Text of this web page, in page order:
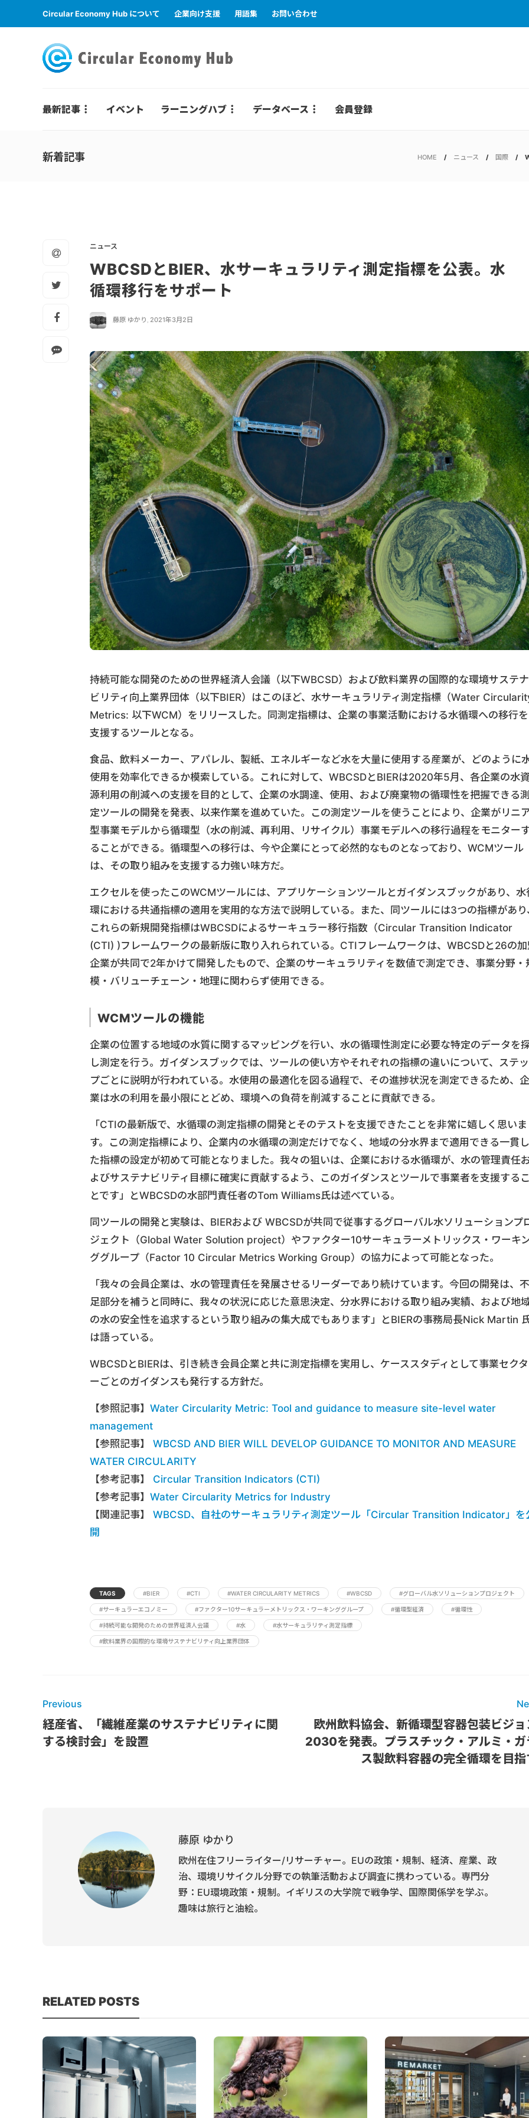
Circular Economy Hub について 企業向け支援 用語集 お問い合わせ
最新記事 イベント ラーニングハブ データベース 会員登録
新着記事 HOME ニュース 国際
ニュース
WBCSDとBIER、水サーキュラリティ測定指標を公表。水
循環移行をサポート
藤原 ゆかり , 2021年3月2日
持続可能な開発のための世界経済人会議（以下WBCSD）および飲料業界の国際的な環境サステナ
ビリティ向上業界団体（以下BIER）はこのほど、水サーキュラリティ測定指標（Water
Metrics: 以下WCM）をリリースした。同測定指標は、企業の事業活動における水循環への移行を
支援するツールとなる。
食品、飲料メーカー、アパレル、製紙、エネルギーなど水を大量に使用する産業が、どのように
使用を効率化できるか模索している。これに対して、WBCSDとBIERは2020年5月、各企業の水
源利用の削減への支援を目的として、企業の水調達、使用、および廃棄物の循環性を把握できる
定ツールの開発を発表、以来作業を進めていた。この測定ツールを使うことにより、企業がリニ
型事業モデルから循環型（水の削減、再利用、リサイクル）事業モデルへの移行過程をモニター
ることができる。循環型への移行は、今や企業にとって必然的なものとなっており、WCMツール
は、その取り組みを支援する力強い味方だ。
エクセルを使ったこのWCMツールには、アプリケーションツールとガイダンスブックがあり、水
環における共通指標の適用を実用的な方法で説明している。また、同ツールには3つの指標があり
これらの新規開発指標はWBCSDによるサーキュラー移行指数（Circular Transition Indicator
(CTI) )フレームワークの最新版に取り入れられている。CTIフレームワークは、WBCSDと26の
企業が共同で2年かけて開発したもので、企業のサーキュラリティを数値で測定でき、事業分野・
模・バリューチェーン・地理に関わらず使用できる。
WCMツールの機能
企業の位置する地域の水質に関するマッピングを行い、水の循環性測定に必要な特定のデータを
し測定を行う。ガイダンスブックでは、ツールの使い方やそれぞれの指標の違いについて、ステッ
プごとに説明が行われている。水使用の最適化を図る過程で、その進捗状況を測定できるため、企
業は水の利用を最小限にとどめ、環境への負荷を削減することに貢献できる。
「CTIの最新版で、水循環の測定指標の開発とそのテストを支援できたことを非常に嬉しく思いま
す。この測定指標により、企業内の水循環の測定だけでなく、地域の分水界まで適用できる一貫し
た指標の設定が初めて可能となりました。我々の狙いは、企業における水循環が、水の管理責任
よびサステナビリティ目標に確実に貢献するよう、このガイダンスとツールで事業者を支援する
とです」とWBCSDの水部門責任者のTom Williams氏は述べている。
同ツールの開発と実験は、BIERおよび WBCSDが共同で従事するグローバル水ソリューションプ
ジェクト（Global Water Solution project）やファクター10サーキュラーメトリックス・ワーキ
ググループ（Factor 10 Circular Metrics Working Group）の協力によって可能となった。
「我々の会員企業は、水の管理責任を発展させるリーダーであり続けています。今回の開発は、不
足部分を補うと同時に、我々の状況に応じた意思決定、分水界における取り組み実績、および地
の水の安全性を追求するという取り組みの集大成でもあります」とBIERの事務局長Nick Martin
は語っている。
WBCSDとBIERは、引き続き会員企業と共に測定指標を実用し、ケーススタディとして事業セクタ
ーごとのガイダンスも発行する方針だ。
【参照記事】 Water Circularity Metric: Tool and guidance to measure site-level water
management
【参照記事】 WBCSD AND BIER WILL DEVELOP GUIDANCE TO MONITOR AND MEASURE
WATER CIRCULARITY
【参考記事】 Circular Transition Indicators (CTI)
【参考記事】 Water Circularity Metrics for Industry
【関連記事】 WBCSD、自社のサーキュラリティ測定ツール「Circular Transition Indicator」を
開
TAGS #BIER #CTI #WATER CIRCULARITY METRICS #WBCSD #グローバル水ソリューションプロジェクト
#サーキュラーエコノミー #ファクター10サーキュラーメトリックス・ワーキンググループ #循環型経済 #循環性
#持続可能な開発のための世界経済人会議 #水 #水サーキュラリティ測定指標
#飲料業界の国際的な環境サステナビリティ向上業界団体
Previous
経産省、「繊維産業のサステナビリティに関
する検討会」を設置
欧州飲料協会、新循環型容器包装ビジョ
2030を発表。プラスチック・アルミ・ガ
ス製飲料容器の完全循環を目指
藤原 ゆかり
欧州在住フリーライター/リサーチャー。EUの政策・規制、経済、産業、政
治、環境リサイクル分野での執筆活動および調査に携わっている。専門分
野：EU環境政策・規制。イギリスの大学院で戦争学、国際関係学を学ぶ。
趣味は旅行と油絵。
RELATED POSTS